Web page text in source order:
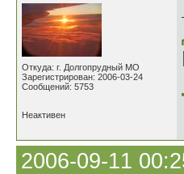
Откуда: г. Долгопрудный МО
Зарегистрирован: 2006-03-24
Сообщений: 5753
Неактивен
2006-09-11